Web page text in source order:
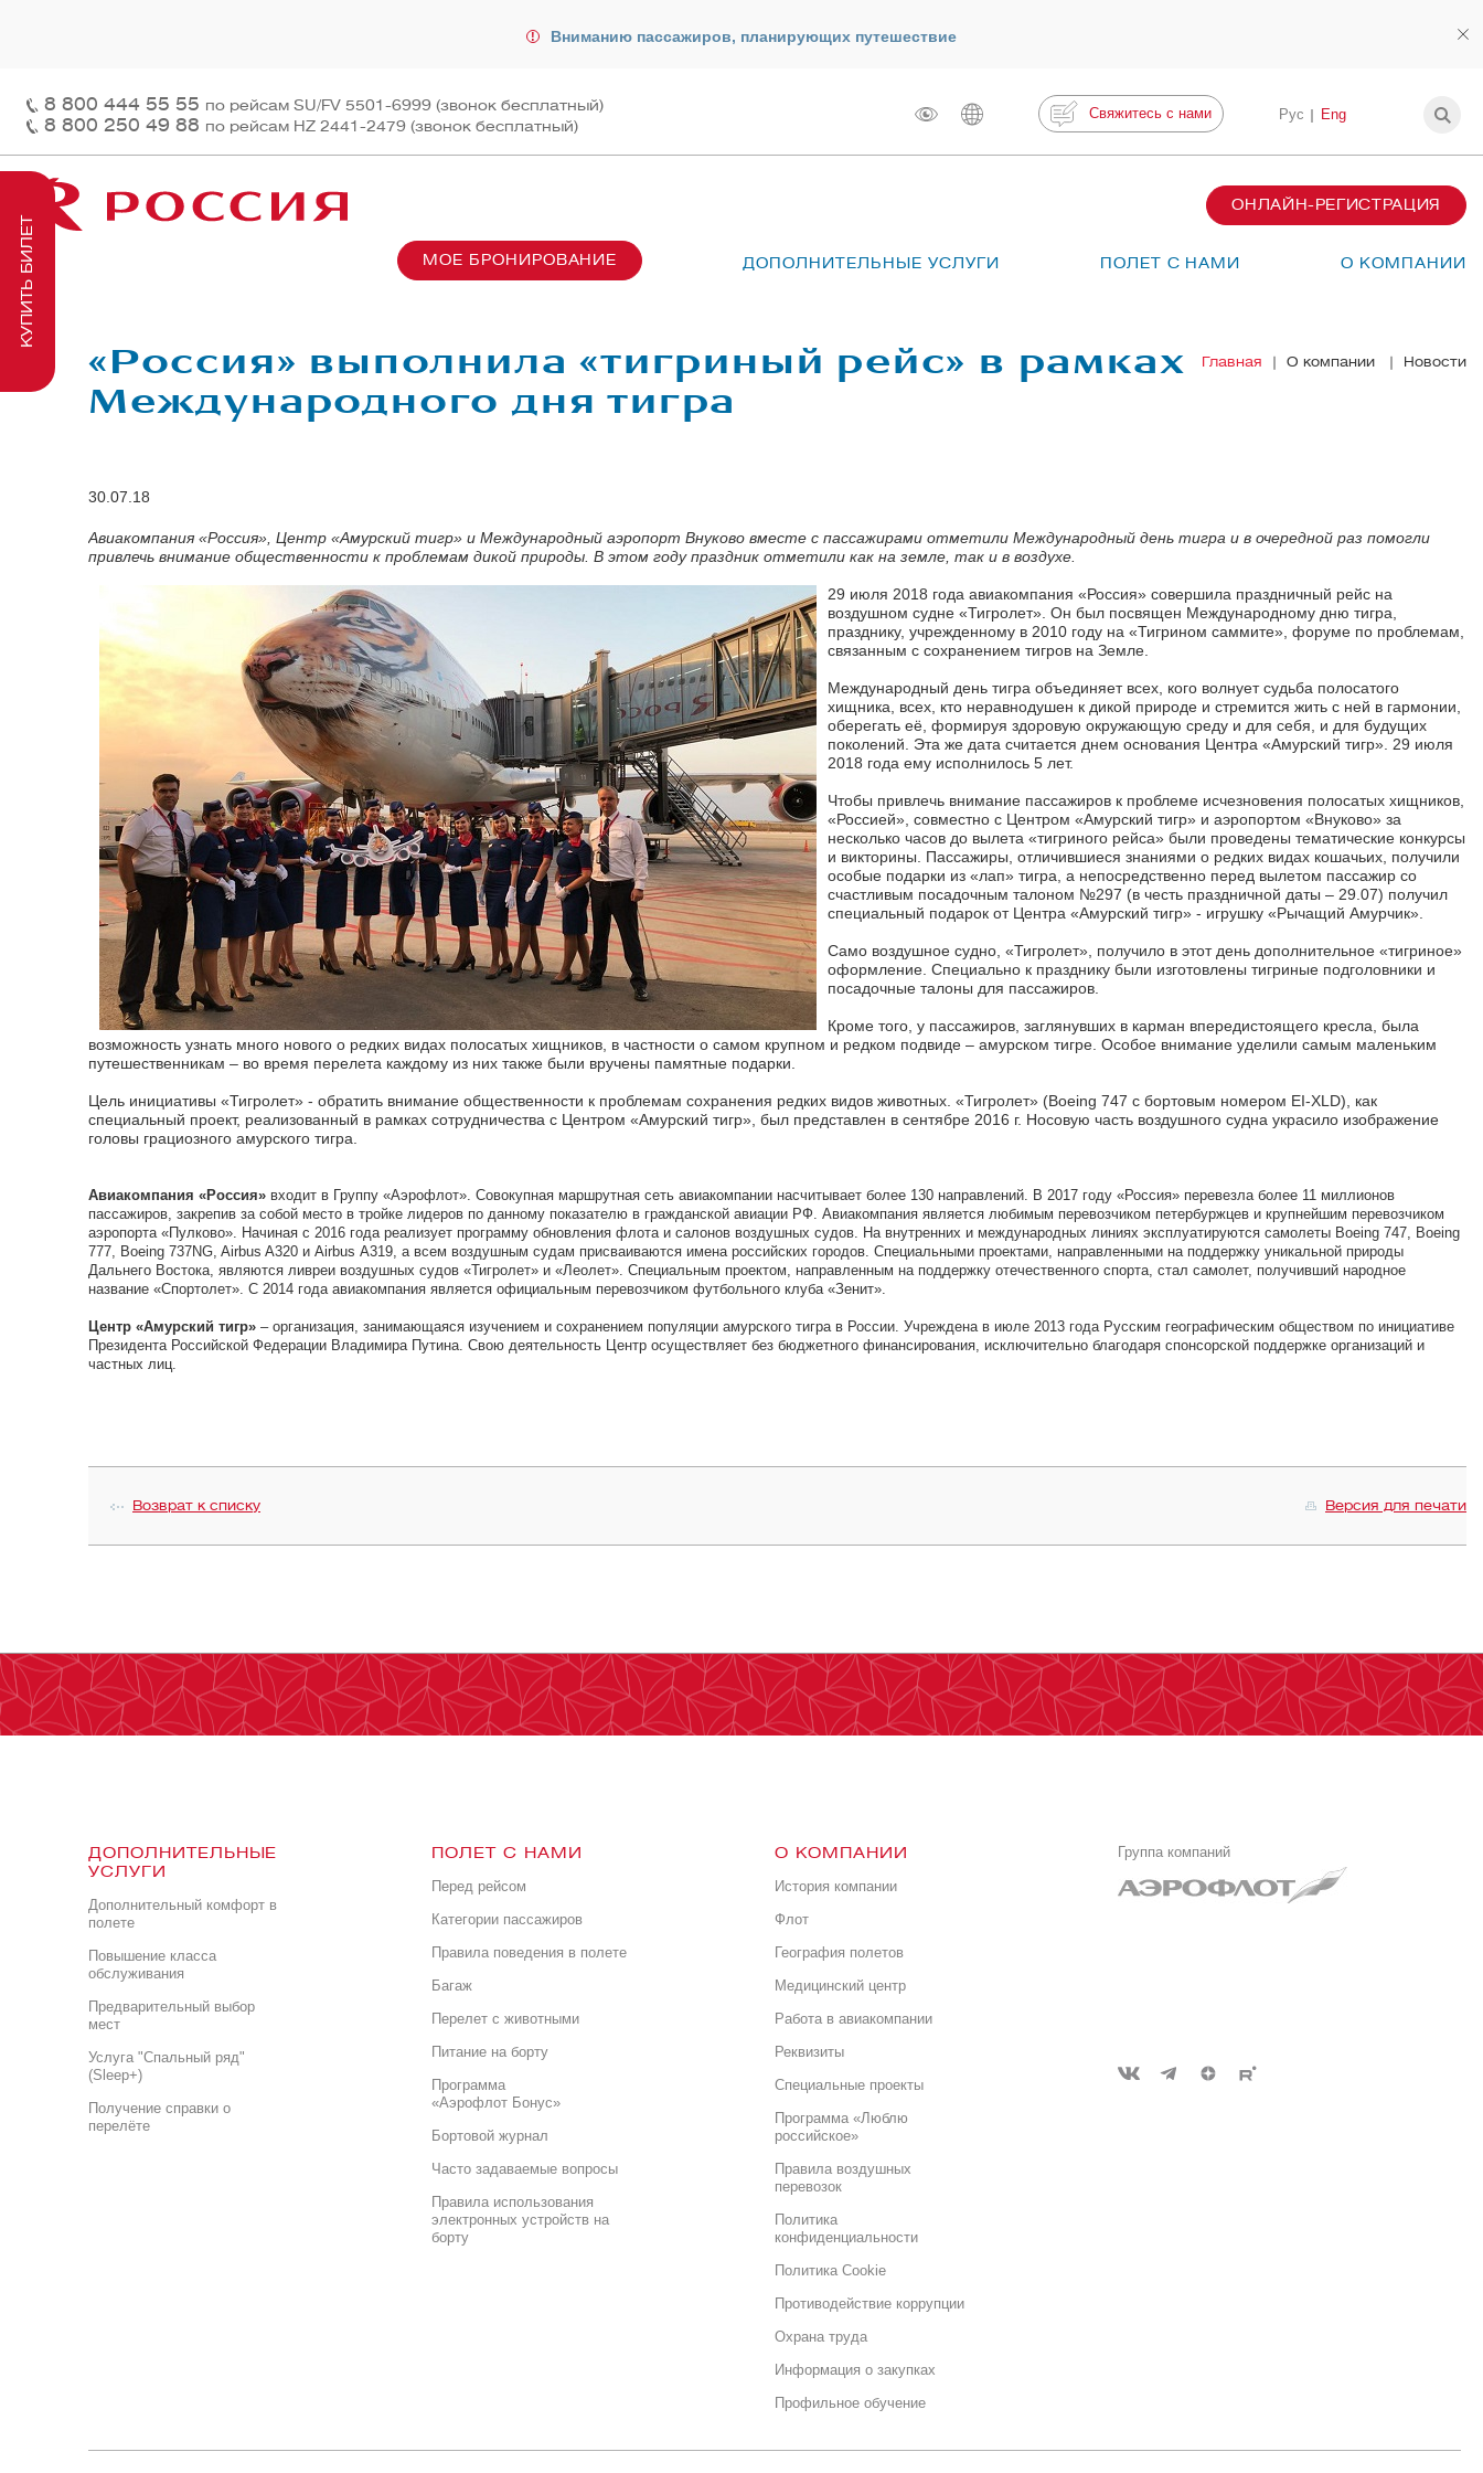
Вниманию пассажиров, планирующих путешествие
8 800 444 55 55 по рейсам SU/FV 5501-6999 (звонок бесплатный)
8 800 250 49 88 по рейсам HZ 2441-2479 (звонок бесплатный)
Свяжитесь с нами Рус Eng
ОНЛАЙН-РЕГИСТРАЦИЯ
МОЕ БРОНИРОВАНИЕ ДОПОЛНИТЕЛЬНЫЕ УСЛУГИ ПОЛЕТ С НАМИ О КОМПАНИИ
Заказ чартера
Пассажирам
На борту
Главная О компании Новости
«Россия» выполнила «тигриный рейс» в рамках
Международного дня тигра
30.07.18
Авиакомпания «Россия», Центр «Амурский тигр» и Международный аэропорт Внуково вместе с пассажирами отметили Международный день тигра и в очередной раз помогли
привлечь внимание общественности к проблемам дикой природы. В этом году праздник отметили как на земле, так и в воздухе.
29 июля 2018 года авиакомпания «Россия» совершила праздничный рейс на
воздушном судне «Тигролет». Он был посвящен Международному дню тигра,
празднику, учрежденному в 2010 году на «Тигрином саммите», форуме по проблемам,
связанным с сохранением тигров на Земле.
Международный день тигра объединяет всех, кого волнует судьба полосатого
хищника, всех, кто неравнодушен к дикой природе и стремится жить с ней в гармонии,
оберегать её, формируя здоровую окружающую среду и для себя, и для будущих
поколений. Эта же дата считается днем основания Центра «Амурский тигр». 29 июля
2018 года ему исполнилось 5 лет.
Чтобы привлечь внимание пассажиров к проблеме исчезновения полосатых хищников,
«Россией», совместно с Центром «Амурский тигр» и аэропортом «Внуково» за
несколько часов до вылета «тигриного рейса» были проведены тематические конкурсы
и викторины. Пассажиры, отличившиеся знаниями о редких видах кошачьих, получили
особые подарки из «лап» тигра, а непосредственно перед вылетом пассажир со
счастливым посадочным талоном №297 (в честь праздничной даты – 29.07) получил
специальный подарок от Центра «Амурский тигр» - игрушку «Рычащий Амурчик».
Само воздушное судно, «Тигролет», получило в этот день дополнительное «тигриное»
оформление. Специально к празднику были изготовлены тигриные подголовники и
посадочные талоны для пассажиров.
Кроме того, у пассажиров, заглянувших в карман впередистоящего кресла, была
возможность узнать много нового о редких видах полосатых хищников, в частности о самом крупном и редком подвиде – амурском тигре. Особое внимание уделили самым маленьким
путешественникам – во время перелета каждому из них также были вручены памятные подарки.
Цель инициативы «Тигролет» - обратить внимание общественности к проблемам сохранения редких видов животных. «Тигролет» (Boeing 747 с бортовым номером EI-XLD), как
специальный проект, реализованный в рамках сотрудничества с Центром «Амурский тигр», был представлен в сентябре 2016 г. Носовую часть воздушного судна украсило изображение
головы грациозного амурского тигра.
Авиакомпания «Россия» входит в Группу «Аэрофлот». Совокупная маршрутная сеть авиакомпании насчитывает более 130 направлений. В 2017 году «Россия» перевезла более 11 миллионов
пассажиров, закрепив за собой место в тройке лидеров по данному показателю в гражданской авиации РФ. Авиакомпания является любимым перевозчиком петербуржцев и крупнейшим перевозчиком
аэропорта «Пулково». Начиная с 2016 года реализует программу обновления флота и салонов воздушных судов. На внутренних и международных линиях эксплуатируются самолеты Boeing 747, Boeing
777, Boeing 737NG, Airbus A320 и Airbus А319, а всем воздушным судам присваиваются имена российских городов. Специальными проектами, направленными на поддержку уникальной природы
Дальнего Востока, являются ливреи воздушных судов «Тигролет» и «Леолет». Специальным проектом, направленным на поддержку отечественного спорта, стал самолет, получивший народное
название «Спортолет». С 2014 года авиакомпания является официальным перевозчиком футбольного клуба «Зенит».
Центр «Амурский тигр» – организация, занимающаяся изучением и сохранением популяции амурского тигра в России. Учреждена в июле 2013 года Русским географическим обществом по инициативе
Президента Российской Федерации Владимира Путина. Свою деятельность Центр осуществляет без бюджетного финансирования, исключительно благодаря спонсорской поддержке организаций и
частных лиц.
Возврат к списку Версия для печати
ДОПОЛНИТЕЛЬНЫЕ
УСЛУГИ
Дополнительный комфорт в
полете
Повышение класса
обслуживания
Предварительный выбор
мест
Услуга "Спальный ряд"
(Sleep+)
Получение справки о
перелёте
ПОЛЕТ С НАМИ
Перед рейсом
Категории пассажиров
Правила поведения в полете
Багаж
Перелет с животными
Питание на борту
Программа
«Аэрофлот Бонус»
Бортовой журнал
Часто задаваемые вопросы
Правила использования
электронных устройств на
борту
О КОМПАНИИ
История компании
Флот
География полетов
Медицинский центр
Работа в авиакомпании
Реквизиты
Специальные проекты
Программа «Люблю
российское»
Правила воздушных
перевозок
Политика
конфиденциальности
Политика Cookie
Противодействие коррупции
Охрана труда
Информация о закупках
Профильное обучение
Группа компаний
КУПИТЬ БИЛЕТ